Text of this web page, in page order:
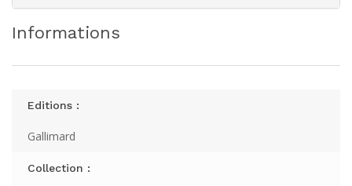
Informations
Editions :
Gallimard
Collection :